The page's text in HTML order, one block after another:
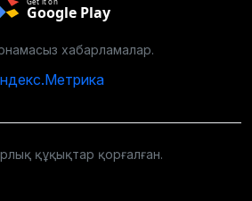
Google Play
хабарламалар.
құқықтар қорғалған.